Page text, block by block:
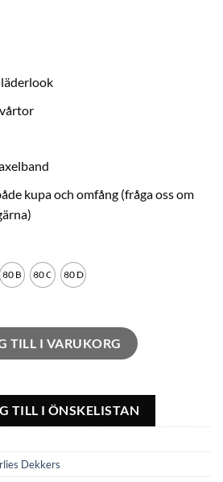
kupa och omfång (fråga oss om
80 B 80 C 80 D
TILL I VARUKORG
TILL I ÖNSKELISTAN
Dekkers